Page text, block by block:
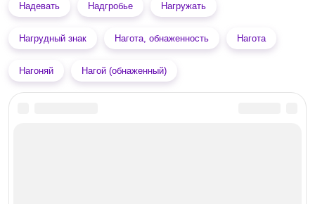
Надевать Надгробье Нагружать
Нагрудный знак Нагота, обнаженность Нагота
Нагоняй Нагой (обнаженный)